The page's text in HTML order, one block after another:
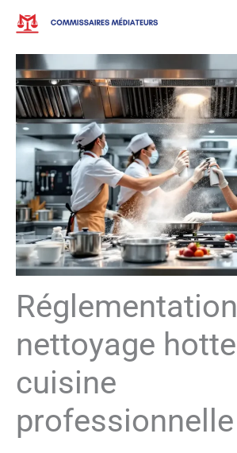
Aller
contenu
Réglementation
nettoyage hotte
cuisine
professionnelle